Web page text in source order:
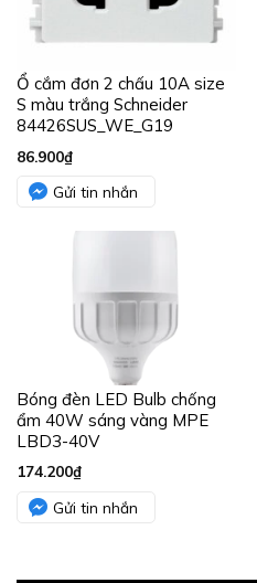
Ổ cắm đơn 2 chấu 10A size
S màu trắng Schneider
84426SUS_WE_G19
86.900₫
Gửi tin nhắn
Bóng đèn LED Bulb chống
ẩm 40W sáng vàng MPE
LBD3-40V
174.200₫
Gửi tin nhắn